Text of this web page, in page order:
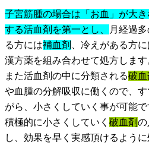
子宮筋腫の場合は「お血」が大
する活血剤を第一とし、
月経過
る方には補血剤 、冷えがある方
漢方薬を組み合わせて処方します
また活血剤の中に分類される破血
や血腫の分解吸収に働くので、
がら、小さくしていく事が可能
積極的に小さくしていく 破血剤の
し、効果を早く実感頂けるように